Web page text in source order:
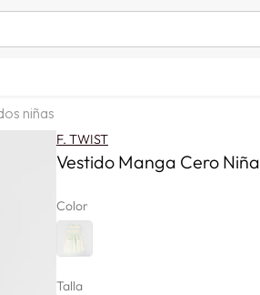
niñas
F. TWIST
Vestido Manga Cero
Color
Talla